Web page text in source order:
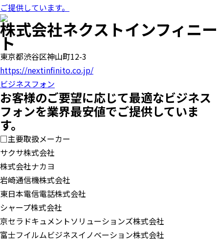
ご提供しています。
株式会社ネクストインフィニー
ト
東京都渋谷区神山町12-3
https://nextinfinito.co.jp/
ビジネスフォン
お客様のご要望に応じて最適なビジネス
フォンを業界最安値でご提供していま
す。
□主要取扱メーカー
サクサ株式会社
株式会社ナカヨ
岩崎通信機株式会社
東日本電信電話株式会社
シャープ株式会社
京セラドキュメントソリューションズ株式会社
富士フイルムビジネスイノベーション株式会社